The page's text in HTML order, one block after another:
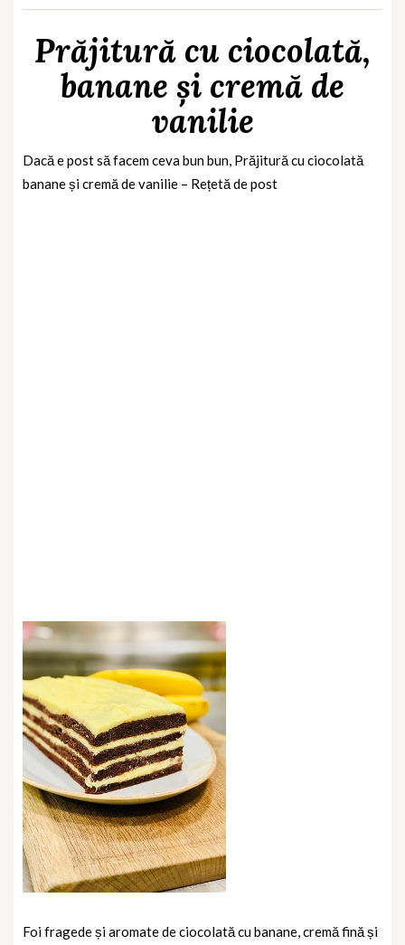
Prăjitură cu ciocolată,
banane și cremă de
vanilie
Dacă e post să facem ceva bun bun, Prăjitură cu ciocolată
banane și cremă de vanilie – Rețetă de post
Foi fragede și aromate de ciocolată cu banane, cremă fină și